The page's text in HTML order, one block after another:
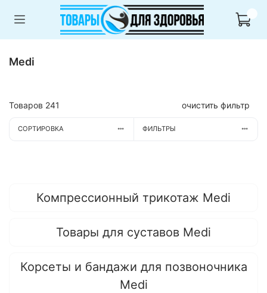
Medi
Товаров 241 очистить фильтр
СОРТИРОВКА ФИЛЬТРЫ
Компрессионный трикотаж Medi
Товары для суставов Medi
Корсеты и бандажи для позвоночника
Medi